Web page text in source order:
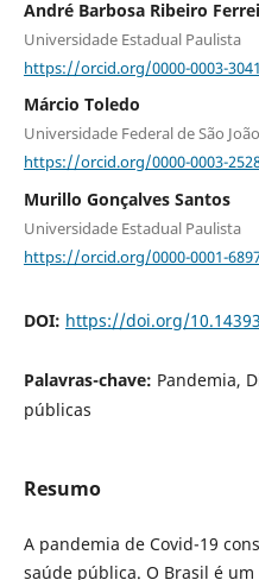
André Barbosa Ribeiro
Universidade Estadual Paulista
https://orcid.org/0000-0003-
Márcio Toledo
Universidade Federal de São
https://orcid.org/0000-0003-
Murillo Gonçalves Santos
Universidade Estadual Paulista
https://orcid.org/0000-0001-
DOI: https://doi.org/
Palavras-chave: Pandemia,
públicas
Resumo
A pandemia de Covid-19
saúde pública. O Brasil é